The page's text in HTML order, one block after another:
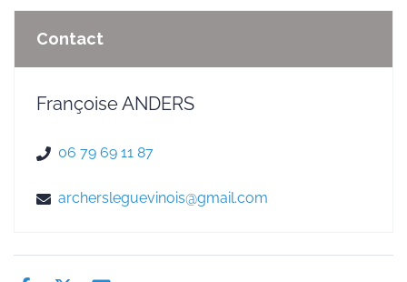
Contact
Françoise ANDERS
06 79 69 11 87
archersleguevinois@gmail.com